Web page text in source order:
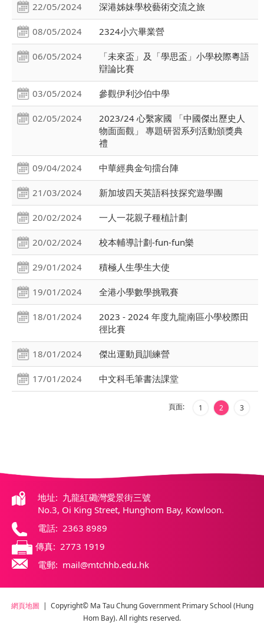
22/05/2024 深港姊妹學校藝術交流之旅
08/05/2024 2324小六畢業營
06/05/2024
「未來盃」及「學思盃」小學校際粵語
辯論比賽
03/05/2024 參觀伊利沙伯中學
02/05/2024
2023/24 心繫家國 「中國傑出歷史人
物面面觀」 專題研習系列活動頒獎典
禮
09/04/2024 中華經典金句擂台陣
21/03/2024 新加坡四天英語科技探究遊學團
20/02/2024 一人一花親子種植計劃
20/02/2024 校本輔導計劃-fun-fun樂
29/01/2024 積極人生學生大使
19/01/2024 全港小學數學挑戰賽
18/01/2024
2023 - 2024 年度九龍南區小學校際田
徑比賽
18/01/2024 傑出運動員訓練營
17/01/2024 中文科毛筆書法課堂
頁面: 1 2 3
地址: 九龍紅磡灣愛景街三號
No.3, Oi King Street, Hunghom Bay, Kowloon.
電話: 2363 8989
傳真: 2773 1919
電郵: mail@mtchhb.edu.hk
網頁地圖 | Copyright© Ma Tau Chung Government Primary School (Hung
Hom Bay). All rights reserved.